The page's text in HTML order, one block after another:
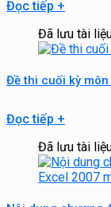
Đọc tiếp +
Đã lưu tài
Đề thi cuối kỳ
Đọc tiếp +
Đã lưu tài